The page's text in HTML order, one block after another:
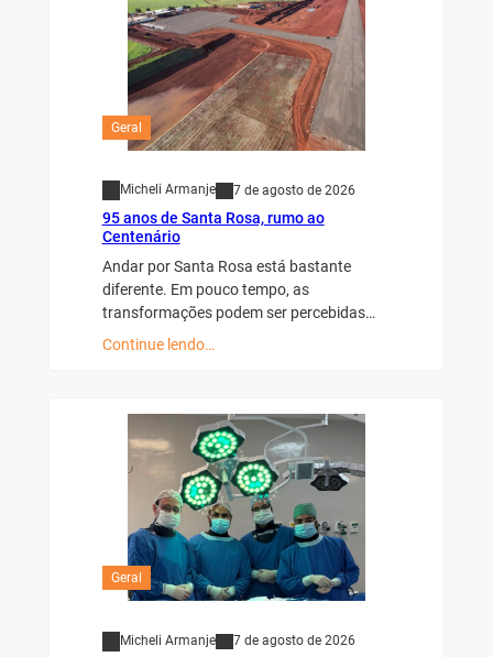
Geral
Micheli Armanje 7 de agosto de 2026
95 anos de Santa Rosa, rumo ao
Centenário
Andar por Santa Rosa está bastante
diferente. Em pouco tempo, as
transformações podem ser percebidas…
Continue lendo…
Geral
Micheli Armanje 7 de agosto de 2026